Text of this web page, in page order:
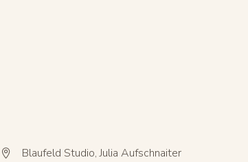


Blaufeld Studio, Julia Aufschnaiter